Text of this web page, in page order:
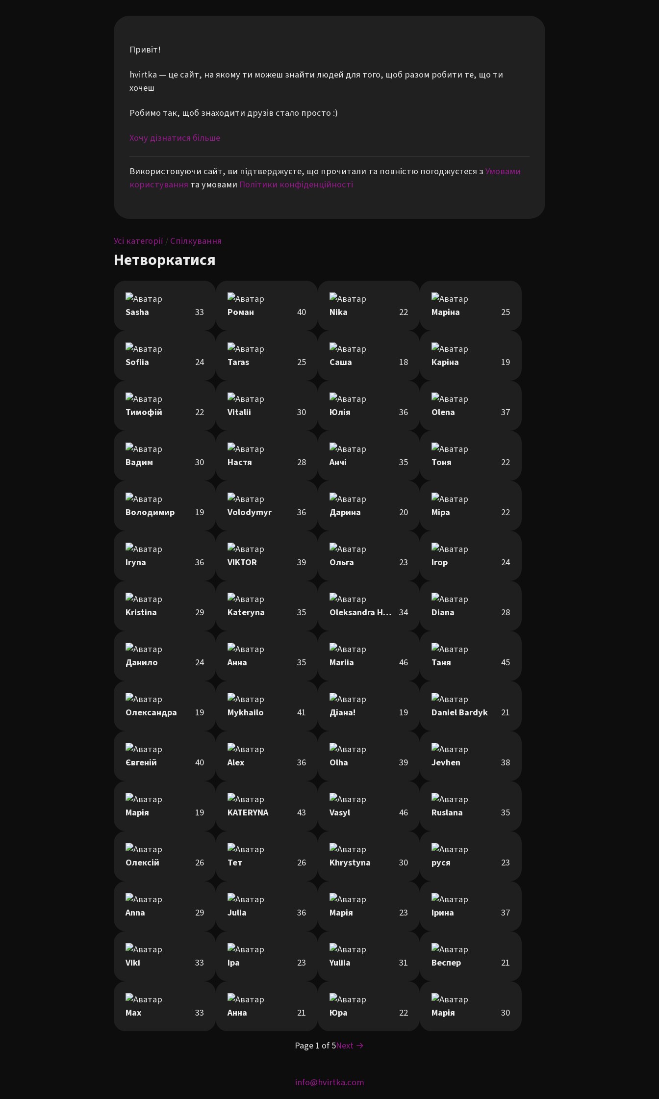
Привіт!
hvirtka — це сайт, на якому ти можеш знайти людей для того, щоб разом робити те, що ти
хочеш
Робимо так, щоб знаходити друзів стало просто :)
Хочу дізнатися більше
Використовуючи сайт, ви підтверджуєте, що прочитали та повністю погоджуєтеся зУмовами
користування та умовами Політики конфіденційності
Усі категорії /Спілкування
Нетворкатися
Sasha 33 Роман 40 Nika 22 Маріна 25
Sofiia 24 Taras 25 Саша 18 Каріна 19
Тимофій 22 Vitalii 30 Юлія 36 Olena 37
Вадим 30 Настя 28 Анчі 35 Тоня 22
Володимир 19 Volodymyr 36 Дарина 20 Міра 22
Iryna 36 VIKTOR 39 Ольга 23 Ігор 24
Kristina 29 Kateryna 35 Oleksandra Hendziurovska 34 Diana 28
Данило 24 Анна 35 Mariia 46 Таня 45
Олександра 19 Mykhailo 41 Діана! 19 Daniel Bardyk 21
Євгеній 40 Alex 36 Olha 39 Jevhen 38
Марія 19 KATERYNA 43 Vasyl 46 Ruslana 35
Олексій 26 Тет 26 Khrystyna 30 руся 23
Anna 29 Julia 36 Марія 23 Ірина 37
Viki 33 Іра 23 Yuliia 31 Веспер 21
Max 33 Анна 21 Юра 22 Марія 30
Page 1 of 5Next →
info@hvirtka.com